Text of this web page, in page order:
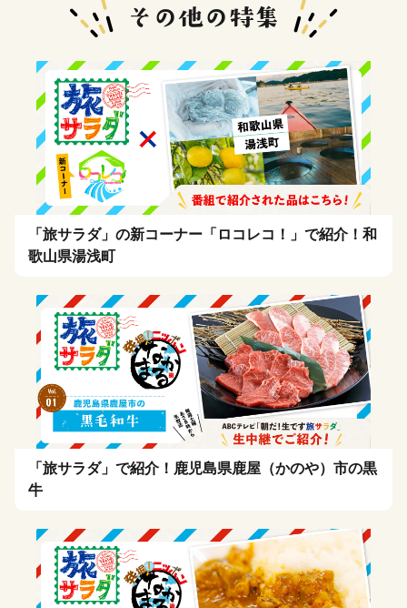
「旅サラダ」の新コーナー「ロコレコ！」で紹介！和
歌山県湯浅町
「旅サラダ」で紹介！鹿児島県鹿屋（かのや）市の黒
牛